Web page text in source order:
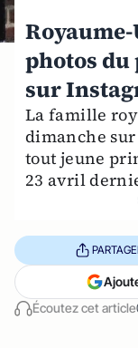
photos du
sur
La famille
dimanche
tout jeune
23 avril
Écoutez cet article